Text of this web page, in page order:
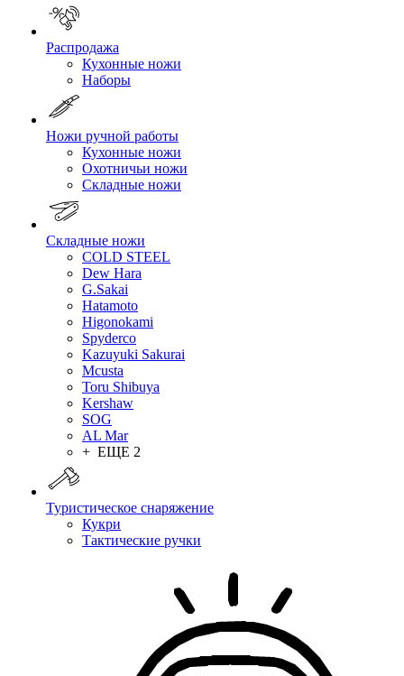
Распродажа
Кухонные ножи
Наборы
Ножи ручной работы
Кухонные ножи
Охотничьи ножи
Складные ножи
Складные ножи
COLD STEEL
Dew Hara
G.Sakai
Hatamoto
Higonokami
Spyderco
Kazuyuki Sakurai
Mcusta
Toru Shibuya
Kershaw
SOG
AL Mar
+ ЕЩЕ 2
Туристическое снаряжение
Кукри
Тактические ручки